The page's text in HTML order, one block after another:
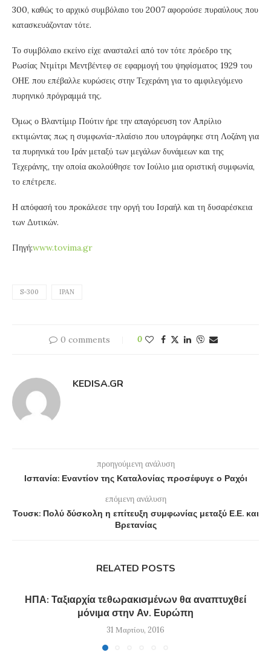
300, καθώς το αρχικό συμβόλαιο του 2007 αφορούσε πυραύλους που
κατασκευάζονταν τότε.
Το συμβόλαιο εκείνο είχε ανασταλεί από τον τότε πρόεδρο της
Ρωσίας Ντμίτρι Μεντβέντεφ σε εφαρμογή του ψηφίσματος 1929 του
ΟΗΕ που επέβαλλε κυρώσεις στην Τεχεράνη για το αμφιλεγόμενο
πυρηνικό πρόγραμμά της.
Όμως ο Βλαντίμιρ Πούτιν ήρε την απαγόρευση τον Απρίλιο
εκτιμώντας πως η συμφωνία-πλαίσιο που υπογράφηκε στη Λοζάνη για
τα πυρηνικά του Ιράν μεταξύ των μεγάλων δυνάμεων και της
Τεχεράνης, την οποία ακολούθησε τον Ιούλιο μια οριστική συμφωνία,
το επέτρεπε.
Η απόφασή του προκάλεσε την οργή του Ισραήλ και τη δυσαρέσκεια
των Δυτικών.
Πηγή:www.tovima.gr
S-300 ΙΡΆΝ
0 comments 0
KEDISA.GR
προηγούμενη ανάλυση
Ισπανία: Εναντίον της Καταλονίας προσέφυγε ο Ραχόι
επόμενη ανάλυση
Τουσκ: Πολύ δύσκολη η επίτευξη συμφωνίας μεταξύ Ε.Ε. και
Βρετανίας
RELATED POSTS
ΗΠΑ: Ταξιαρχία τεθωρακισμένων θα αναπτυχθεί
μόνιμα στην Αν. Ευρώπη
31 Μαρτίου, 2016